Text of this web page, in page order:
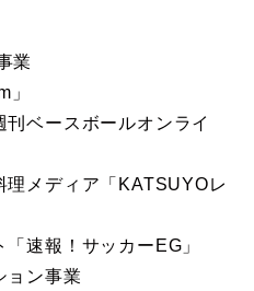
業
」
ベースボールオンライ
メディア「KATSUYOレ
速報！サッカーEG」
ョン事業